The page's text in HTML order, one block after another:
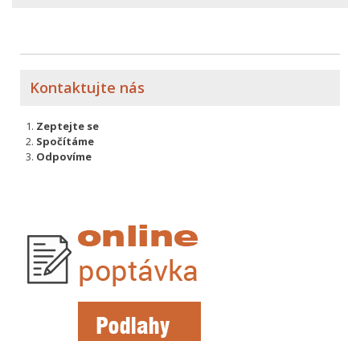
Kontaktujte nás
Zeptejte se
Spočítáme
Odpovíme